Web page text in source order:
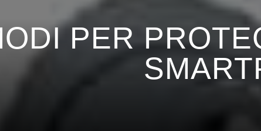
PER